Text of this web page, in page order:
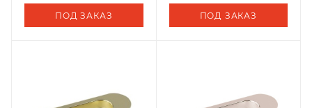
ПОД ЗАКАЗ ПОД ЗАКАЗ